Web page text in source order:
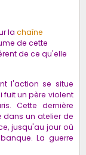
la chaîne
de cette
de ce qu'elle
l'action se situe
fuit un père violent
Cette dernière
dans un atelier de
jusqu'au jour où
La guerre